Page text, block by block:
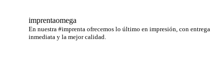
imprentaomega
En nuestra #imprenta ofrecemos lo último en impresión, con entrega
inmediata y la mejor calidad.